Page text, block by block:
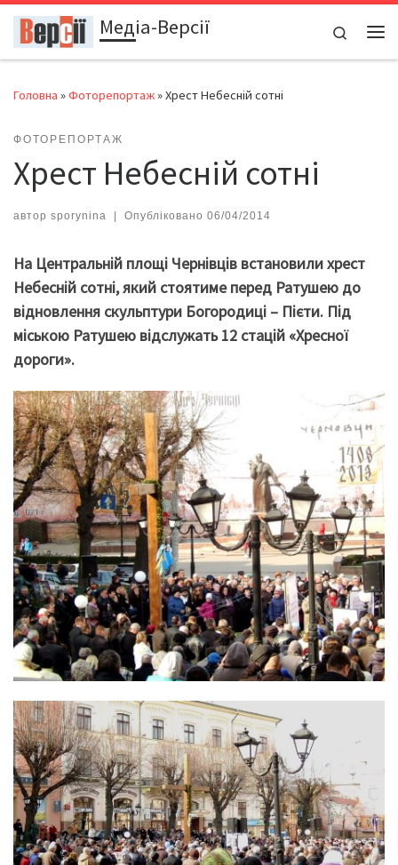
Перейти до вмістуМедіа-Версії
Search
Головна »Фоторепортаж»Хрест Небесній сотні
ФОТОРЕПОРТАЖ
Хрест Небесній сотні
автор sporynina | Опубліковано 06/04/2014
На Центральній площі Чернівців встановили хрест
Небесній сотні, який стоятиме перед Ратушею до
відновлення скульптури Богородиці – Пієти. Під
міською Ратушею відслужать 12 стацій «Хресної
дороги».